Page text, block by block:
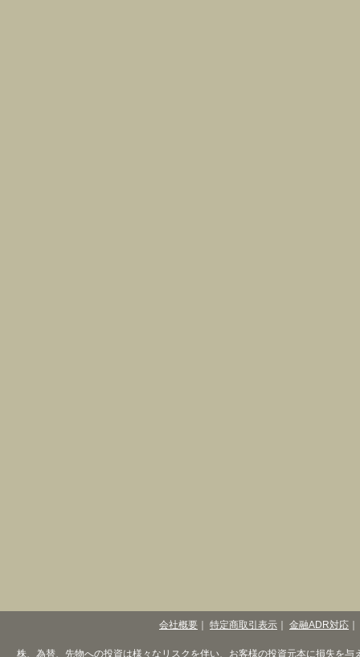
会社概要 特定商取引表示 金融ADR対応
株、為替、先物への投資は様々なリスクを伴い、お客様の投資元本に損失を